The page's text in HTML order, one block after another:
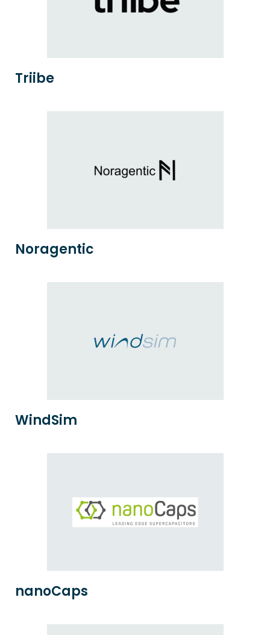
Triibe
Noragentic
WindSim
nanoCaps